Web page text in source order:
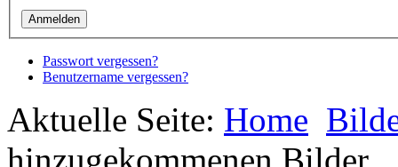
Passwort vergessen?
Benutzername vergessen?
Aktuelle Seite: Home